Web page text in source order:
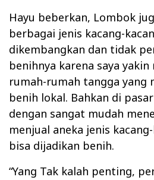
Hayu beberkan, Lombok
berbagai jenis kacang-
dikembangkan dan tidak
benihnya karena saya
rumah-rumah tangga yang
benih lokal. Bahkan di
dengan sangat mudah
menjual aneka jenis
bisa dijadikan benih.
“Yang Tak kalah penting,